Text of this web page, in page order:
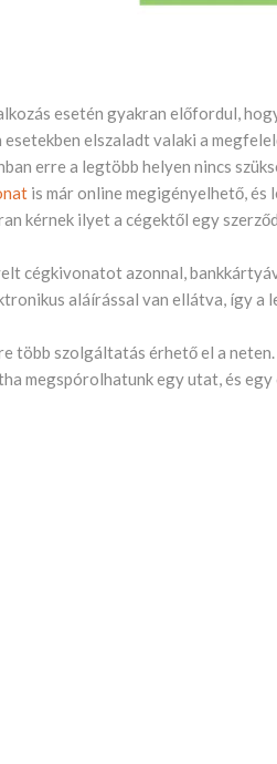
esetén gyakran előfordul,
esetekben elszaladt valaki a
erre a legtöbb helyen nincs
is már online megigényelhető,
kérnek ilyet a cégektől egy
cégkivonatot azonnal,
aláírással van ellátva, így
több szolgáltatás érhető el a
megspórolhatunk egy utat, és